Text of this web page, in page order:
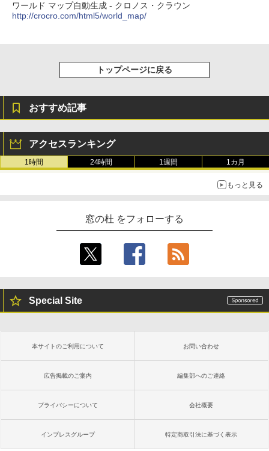
￥27,980
ージ、防水、7インチカラーディスプレ
イ、色調調節ライト、最大8週間持続バッ
テリー、広告無し、ブラック (2025年発
New Amazon Kindle Scribe Colorsoft |
11インチカラーディスプレイ、64GBスト
レージ、ノート機能搭載、明るさ自動調
ワールド マップ自動生成 - クロノス・クラウン
http://crocro.com/html5/world_map/
トップページに戻る
おすすめ記事
アクセスランキング
1時間 24時間 1週間 1カ月
もっと見る
窓の杜 をフォローする
Special Site
本サイトのご利用について お問い合わせ
広告掲載のご案内 編集部へのご連絡
プライバシーについて 会社概要
インプレスグループ 特定商取引法に基づく表示